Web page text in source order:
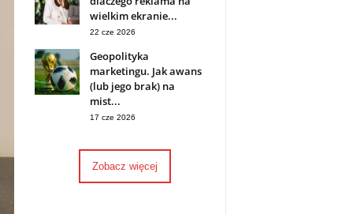
wielkim ekranie...
22 cze 2026
Geopolityka
marketingu. Jak awans
(lub jego brak) na
mist...
17 cze 2026
Zobacz więcej